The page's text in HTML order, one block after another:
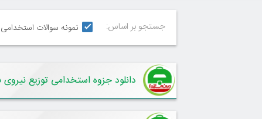
جستجو بر اساس: نمونه سوالات
دانلود جزوه استخدامی توزیع نیروی